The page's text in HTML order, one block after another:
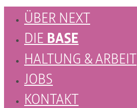
ÜBER NEXT
DIE BASE
HALTUNG & ARBEIT
JOBS
KONTAKT